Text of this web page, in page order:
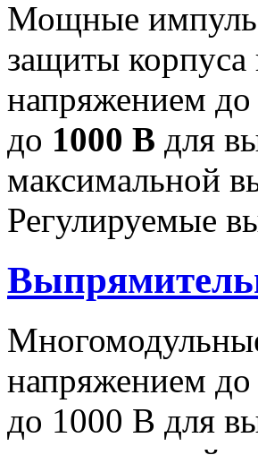
Мощные
защиты корпуса
напряжением до
до 1000 В для
максимальной
Регулируемые
напряжением
до 1000 В для